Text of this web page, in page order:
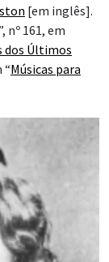
[em inglês].
nº 161, em
dos Últimos
“Músicas para